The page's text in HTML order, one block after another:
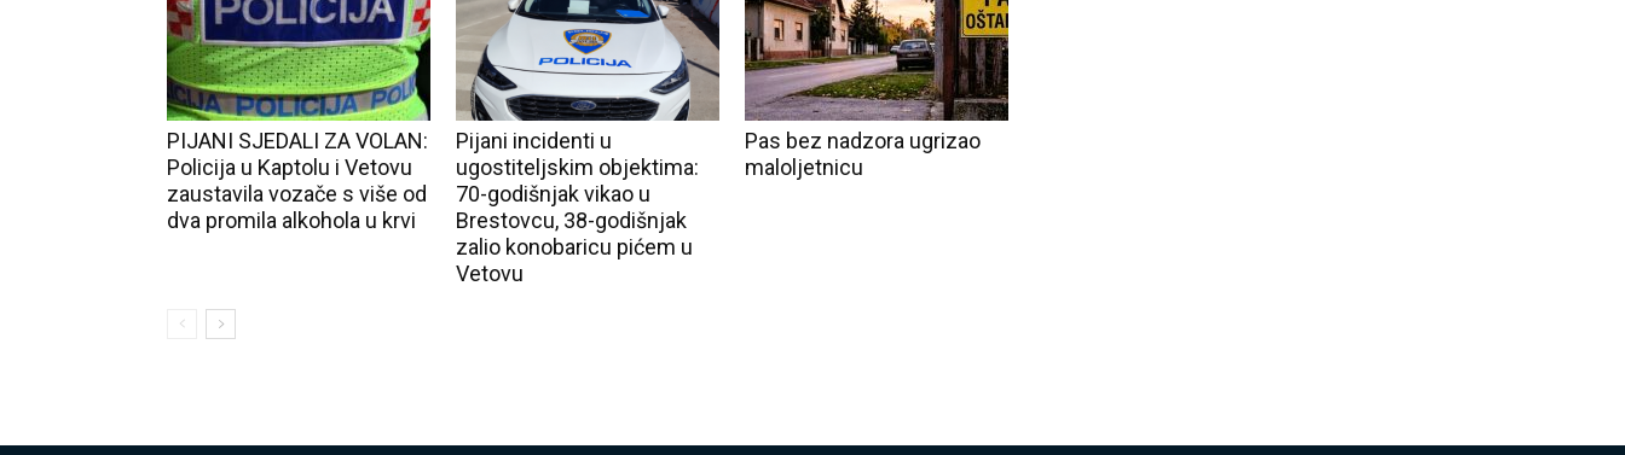
PIJANI SJEDALI ZA VOLAN:
Policija u Kaptolu i Vetovu
zaustavila vozače s više od
dva promila alkohola u krvi
Pijani incidenti u
ugostiteljskim objektima:
70-godišnjak vikao u
Brestovcu, 38-godišnjak
zalio konobaricu pićem u
Vetovu
Pas bez nadzora ugrizao
maloljetnicu